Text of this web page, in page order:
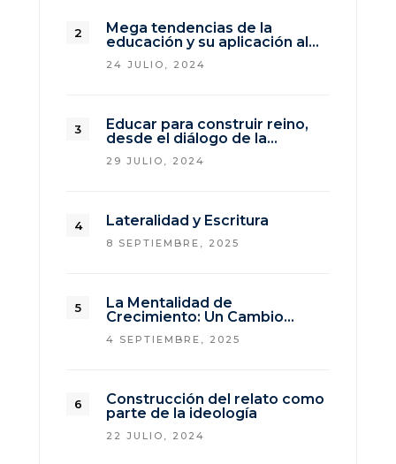
Mega tendencias de la
educación y su aplicación al…
24 JULIO, 2024
Educar para construir reino,
desde el diálogo de la…
29 JULIO, 2024
Lateralidad y Escritura
8 SEPTIEMBRE, 2025
La Mentalidad de
Crecimiento: Un Cambio…
4 SEPTIEMBRE, 2025
Construcción del relato como
parte de la ideología
22 JULIO, 2024